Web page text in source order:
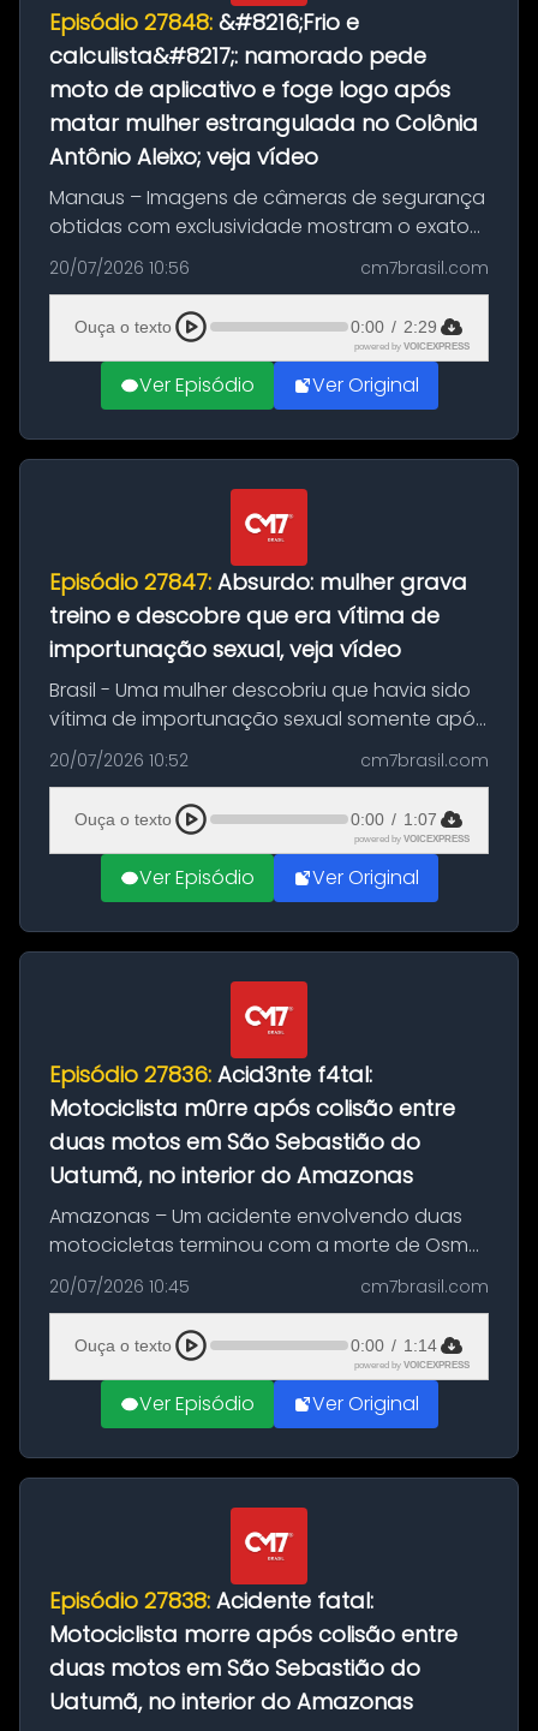
Episódio 27848: &#8216;Frio e
calculista&#8217;: namorado pede
moto de aplicativo e foge logo após
matar mulher estrangulada no Colônia
Antônio Aleixo; veja vídeo
Manaus – Imagens de câmeras de segurança
obtidas com exclusividade mostram o exato
momento da fuga do principal suspeito da
morte de Larissa Araújo, de 28 anos. O crime
ocorreu na noite deste último d...
20/07/2026 10:56 cm7brasil.com
Ouça o texto 0:00 / 2:29
powered by VOICEXPRESS
Ver Episódio Ver Original
Episódio 27847: Absurdo: mulher grava
treino e descobre que era vítima de
importunação sexual, veja vídeo
Brasil - Uma mulher descobriu que havia sido
vítima de importunação sexual somente após
assistir a um vídeo que gravou enquanto
treinava na academia de um condomínio em
Feira de Santana, na Bahia. O c...
20/07/2026 10:52 cm7brasil.com
Ouça o texto 0:00 / 1:07
powered by VOICEXPRESS
Ver Episódio Ver Original
Episódio 27836: Acid3nte f4tal:
Motociclista m0rre após colisão entre
duas motos em São Sebastião do
Uatumã, no interior do Amazonas
Amazonas – Um acidente envolvendo duas
motocicletas terminou com a morte de Osmar
Figueiredo de Souza, de 38 anos, no município
de São Sebastião do Uatumã, no interior do
Amazonas. A colisão ocorreu n...
20/07/2026 10:45 cm7brasil.com
Ouça o texto 0:00 / 1:14
powered by VOICEXPRESS
Ver Episódio Ver Original
Episódio 27838: Acidente fatal:
Motociclista morre após colisão entre
duas motos em São Sebastião do
Uatumã, no interior do Amazonas